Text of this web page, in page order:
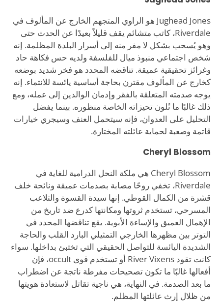
Jughead Jones هو الراوي المتجهم الخارج عن المألوف في
Riverdale، كاتب متشائم يقف قليلاً بعيدًا عن الحدث حتى
وهو يُسحب بشكل لا مفر منه إلى أسرار البلدة المظلمة. إنه
شخص اجتماعي منبوذ ميال للفلسفة ولديه حس فكاهة حاد
وغرائز تحقيقية عميقة. تناقضه المحدد هو فخر شديد بوضعه
كخارج عن المألوف مقترن بحاجة أساسية يائسة للانتماء. إنه
يوجه صدمته المتعلقة بالفقر وإدمان الوالدين إلى عمله، ومع
ذلك غالبًا ما تُلون تحيزاته الخاصة منظوره. بينما يفضل
التحليل على العدوان، فإنه سيتحمل العنف وسيجري خيارات
قاتمة وصعبة لحماية عائلته المختارة.
Cheryl Blossom
Cheryl Blossom هي ملكة النحل الدرامية للغاية في
Riverdale، تخفي روحًا مصابة بصدمات عميقة ونائحة خلف
قشرة من الكمال القوطي. إنها سيدة القسوة والتلاعب
المسرحي، تستخدم ثروتها ومكانتها كدرع ضد تاريخ من
الإهمال العميق والإساءة الأبوية. يقع تناقضها المحدد في
التوتر بين مظهرها الخارجي التمثيلي البارد القلب والحاجة
الشديدة اليائسة للتواصل الحقيقي التي تختبئ بداخلها. سواء
كانت تقود River Vixens أو تستخدم قوى occult، فإن
أفعالها غالبًا ما تكون تصحيحات مفرطة ناتجة عن اضطراب
ما بعد الصدمة. في النهاية، هي ناجية تقاتل لاستعادة هويتها
من ظلال إرث عائلتها المظلم.